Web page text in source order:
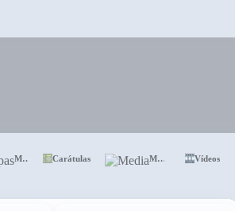
Mapas Carátulas Media Vídeos